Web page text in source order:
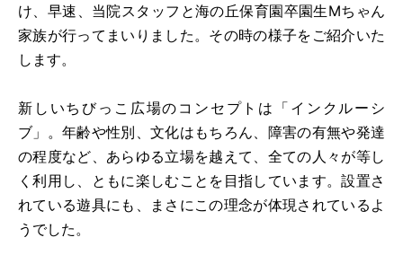
休診：土曜、日曜・祝祭日
※労災保険指定医療機関（2026年3月1日より）
け、早速、当院スタッフと海の丘保育園卒園生Mちゃん
家族が行ってまいりました。その時の様子をご紹介いた
します。
新しいちびっこ広場のコンセプトは「インクルーシ
ブ」。年齢や性別、文化はもちろん、障害の有無や発達
の程度など、あらゆる立場を越えて、全ての人々が等し
く利用し、ともに楽しむことを目指しています。設置さ
れている遊具にも、まさにこの理念が体現されているよ
うでした。